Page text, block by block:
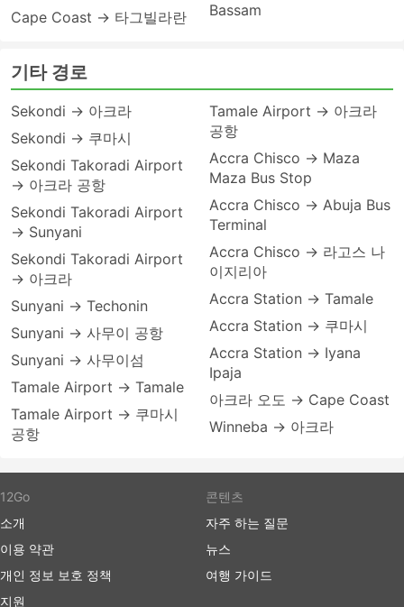
Cape Coast → 타그빌라란
Bassam
기타 경로
Sekondi → 아크라
Sekondi → 쿠마시
Sekondi Takoradi Airport
→ 아크라 공항
Sekondi Takoradi Airport
→ Sunyani
Sekondi Takoradi Airport
→ 아크라
Sunyani → Techonin
Sunyani → 사무이 공항
Sunyani → 사무이섬
Tamale Airport → Tamale
Tamale Airport → 쿠마시
공항
Tamale Airport → 아크라
공항
Accra Chisco → Maza
Maza Bus Stop
Accra Chisco → Abuja Bus
Terminal
Accra Chisco → 라고스 나
이지리아
Accra Station → Tamale
Accra Station → 쿠마시
Accra Station → Iyana
Ipaja
아크라 오도 → Cape Coast
Winneba → 아크라
12Go
소개
이용 약관
개인 정보 보호 정책
지원
콘텐츠
자주 하는 질문
뉴스
여행 가이드